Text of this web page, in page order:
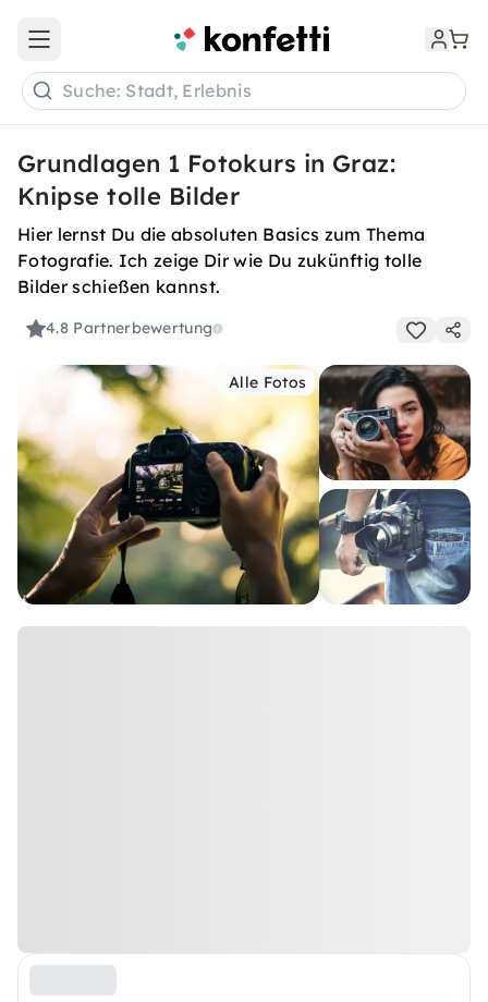
Open main menu
Suche: Stadt, Erlebnis
Grundlagen 1 Fotokurs in Graz:
Knipse tolle Bilder
Hier lernst Du die absoluten Basics zum Thema
Fotografie. Ich zeige Dir wie Du zukünftig tolle
Bilder schießen kannst.
4.8 Partnerbewertung
Alle Fotos